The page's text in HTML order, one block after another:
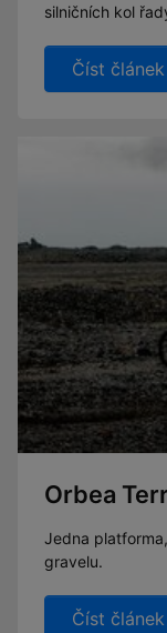
silničních kol
Číst článek
Orbea
Jedna
gravelu.
Číst článek